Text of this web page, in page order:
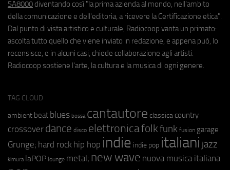
SA8000 diventando così "la prima azienda al mondo, nell'ambito
della comunicazione e dell'editoria, a ricevere la Certificazione etica".
Dal punto di vista artistico e culturale, Radiocoop vanta un primato:
ascolta tutto quello che viene inviato in redazione, e appena può, lo
recensisce, e in alcuni casi, chiede collaborazione agli artisti.
Radiocoop sostiene l'arte, la cultura e la musica di ogni genere.
TAG CLOUD
ambient beat blues bossa cantautore classica country
crossover dance disco elettronicafolkfunk fusion garage
Grunge; hard rock hip hop indie indie pop italiani jazz
kimura laPOP lounge metal; new wave nuova musica italiana